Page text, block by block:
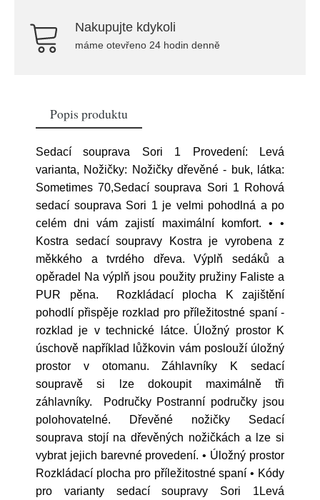
Nakupujte kdykoli
máme otevřeno 24 hodin denně
Popis produktu
Sedací souprava Sori 1 Provedení: Levá
varianta, Nožičky: Nožičky dřevěné - buk, látka:
Sometimes 70,Sedací souprava Sori 1 Rohová
sedací souprava Sori 1 je velmi pohodlná a po
celém dni vám zajistí maximální komfort. • •
Kostra sedací soupravy Kostra je vyrobena z
měkkého a tvrdého dřeva. Výplň sedáků a
opěradel Na výplň jsou použity pružiny Faliste a
PUR pěna. Rozkládací plocha K zajištění
pohodlí přispěje rozklad pro příležitostné spaní -
rozklad je v technické látce. Úložný prostor K
úschově například lůžkovin vám poslouží úložný
prostor v otomanu. Záhlavníky K sedací
soupravě si lze dokoupit maximálně tři
záhlavníky. Područky Postranní područky jsou
polohovatelné. Dřevěné nožičky Sedací
souprava stojí na dřevěných nožičkách a lze si
vybrat jejich barevné provedení. • Úložný prostor
Rozkládací plocha pro příležitostné spaní • Kódy
pro varianty sedací soupravy Sori 1Levá